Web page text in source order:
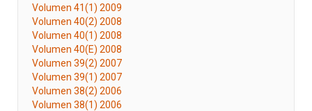
Volumen 41(1) 2009
Volumen 40(2) 2008
Volumen 40(1) 2008
Volumen 40(E) 2008
Volumen 39(2) 2007
Volumen 39(1) 2007
Volumen 38(2) 2006
Volumen 38(1) 2006